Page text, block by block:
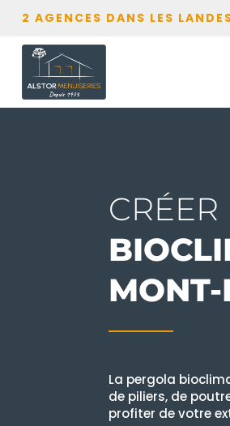
2 AGENCES DANS LES
La pergola
de piliers, de
profiter de votre